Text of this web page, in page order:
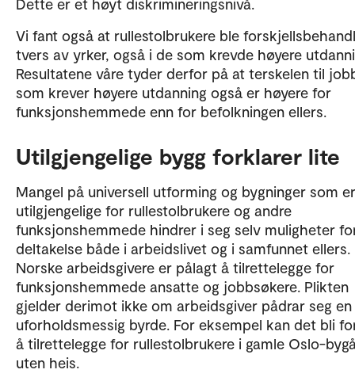
Vi fant også at rullestolbrukere ble
tvers av yrker, også i de som krevde høyere
Resultatene våre tyder derfor på at terskelen til
som krever høyere utdanning også er høyere for
funksjonshemmede enn for befolkningen ellers.
Utilgjengelige bygg forklarer lite
Mangel på universell utforming og bygninger som er
utilgjengelige for rullestolbrukere og andre
funksjonshemmede hindrer i seg selv muligheter
deltakelse både i arbeidslivet og i samfunnet ellers.
Norske arbeidsgivere er pålagt å tilrettelegge for
funksjonshemmede ansatte og jobbsøkere. Plikten
gjelder derimot ikke om arbeidsgiver pådrar seg en
uforholdsmessig byrde. For eksempel kan det bli
å tilrettelegge for rullestolbrukere i gamle Oslo-
uten heis.